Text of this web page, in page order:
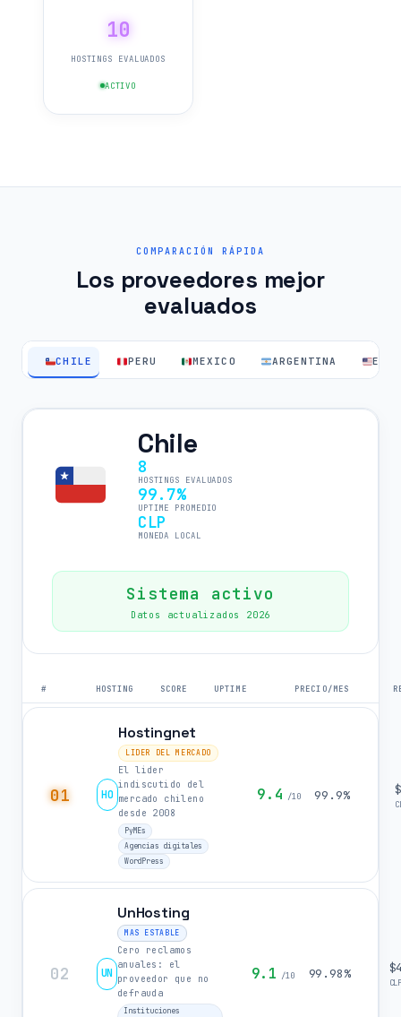
10
HOSTINGS EVALUADOS
ACTIVO
COMPARACIÓN RÁPIDA
Los proveedores mejor
evaluados
CHILE PERU MEXICO ARGENTINA EEUU
Chile
8
HOSTINGS EVALUADOS
99.7%
UPTIME PROMEDIO
CLP
MONEDA LOCAL
Sistema activo
Datos actualizados 2026
# HOSTING SCORE UPTIME PRECIO/MES
01 HO
Hostingnet
LIDER DEL MERCADO
El lider
indiscutido del
mercado chileno
desde 2008
PyMEs
Agencias digitales
WordPress
9.4 /10 99.9%
02 UN
UnHosting
MAS ESTABLE
Cero reclamos
anuales: el
proveedor que no
defrauda
Instituciones
9.1 /10 99.98%